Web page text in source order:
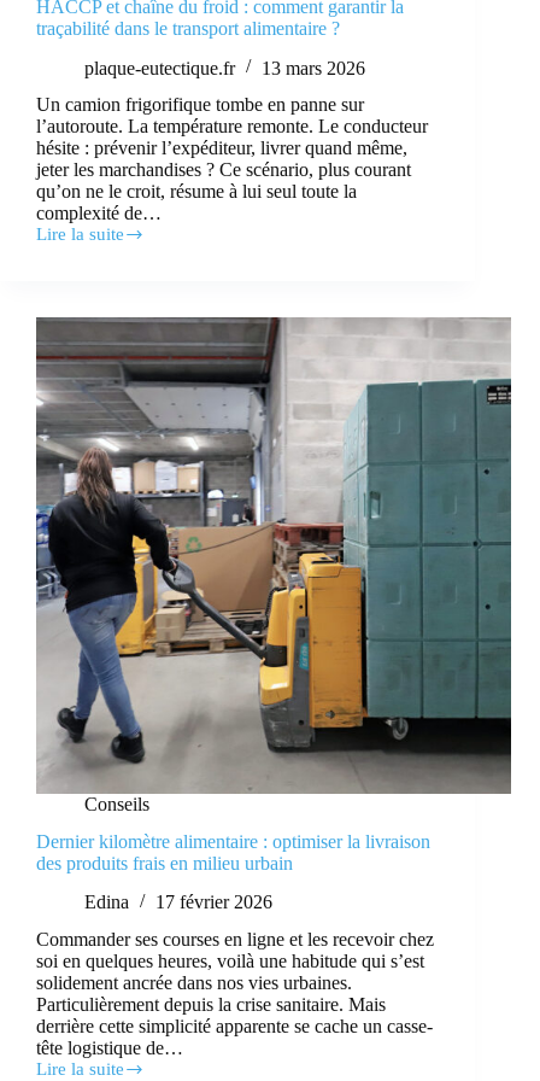
HACCP et chaîne du froid : comment garantir la
traçabilité dans le transport alimentaire ?
plaque-eutectique.fr
13 mars 2026
Un camion frigorifique tombe en panne sur
l’autoroute. La température remonte. Le conducteur
hésite : prévenir l’expéditeur, livrer quand même,
jeter les marchandises ? Ce scénario, plus courant
qu’on ne le croit, résume à lui seul toute la
complexité de…
Lire la suite
HACCP
froid
:
comment
garantir
la
traçabilité
dans
le
transport
alimentaire
?
Conseils
Dernier kilomètre alimentaire : optimiser la livraison
des produits frais en milieu urbain
Edina
17 février 2026
Commander ses courses en ligne et les recevoir chez
soi en quelques heures, voilà une habitude qui s’est
solidement ancrée dans nos vies urbaines.
Particulièrement depuis la crise sanitaire. Mais
derrière cette simplicité apparente se cache un casse-
tête logistique de…
Lire la suite